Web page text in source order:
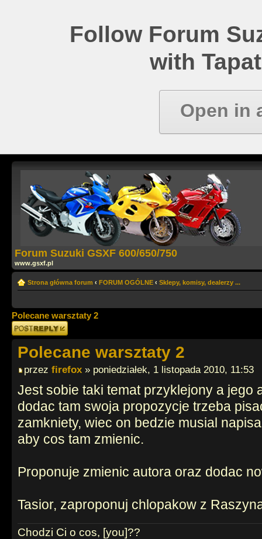
Follow Forum
with
Open in
Forum Suzuki GSXF 600/650/750
www.gsxf.pl
Strona główna forum ‹ FORUM OGÓLNE ‹ Sklepy, komisy, dealerzy ...
Polecane warsztaty 2
Odpowiedz
Polecane warsztaty 2
przez firefox » poniedziałek, 1 listopada 2010, 11:53
Jest sobie taki temat przyklejony a jego
dodac tam swoja propozycje trzeba
zamkniety, wiec on bedzie musial
aby cos tam zmienic.
Proponuje zmienic autora oraz dodac
Tasior, zaproponuj chlopakow z
Chodzi Ci o cos, [you]??